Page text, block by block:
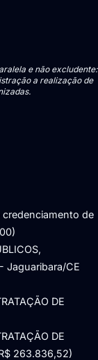
e não excludente:
a realização de
de
Jaguaribara/CE
DE
DE
263.836,52)